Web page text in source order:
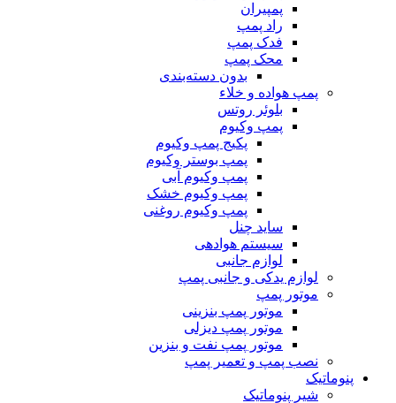
پمپیران
راد پمپ
فدک پمپ
محک پمپ
بدون دسته‌بندی
پمپ هواده و خلاء
بلوئر روتس
پمپ وکیوم
پکیج پمپ وکیوم
پمپ بوستر وکیوم
پمپ وکیوم آبی
پمپ وکیوم خشک
پمپ وکیوم روغنی
ساید چنل
سیستم هوادهی
لوازم جانبی
لوازم یدکی و جانبی پمپ
موتور پمپ
موتور پمپ بنزینی
موتور پمپ دیزلی
موتور پمپ نفت و بنزین
نصب پمپ و تعمیر پمپ
پنوماتیک
شیر پنوماتیک